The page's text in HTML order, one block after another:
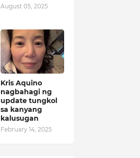
August 05, 2025
Kris Aquino
nagbahagi ng
update tungkol
sa kanyang
kalusugan
February 14, 2025